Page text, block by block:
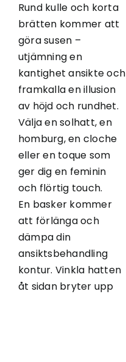
Rund kulle och korta
brätten kommer att
göra susen –
utjämning en
kantighet ansikte och
framkalla en illusion
av höjd och rundhet.
Välja en solhatt, en
homburg, en cloche
eller en toque som
ger dig en feminin
och flörtig touch.
En basker kommer
att förlänga och
dämpa din
ansiktsbehandling
kontur. Vinkla hatten
åt sidan bryter upp